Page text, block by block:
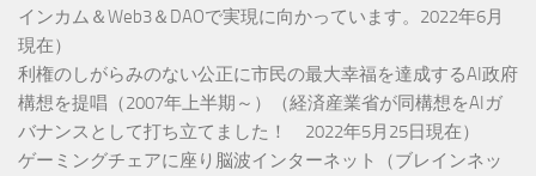
インカム＆Web3＆DAOで実現に向かっています。2022年6月
現在）
利権のしがらみのない公正に市民の最大幸福を達成するAI政府
構想を提唱（2007年上半期～）（経済産業省が同構想をAIガ
バナンスとして打ち立てました！ 2022年5月25日現在）
ゲーミングチェアに座り脳波インターネット（ブレインネッ